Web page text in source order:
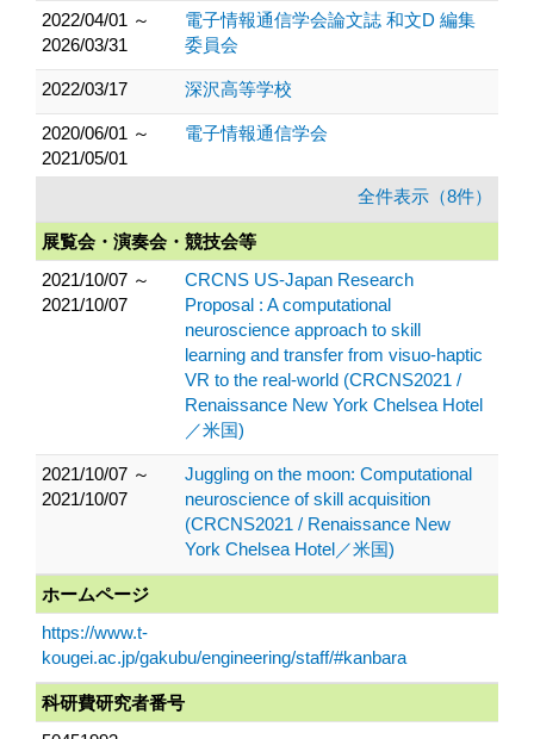
2022/04/01 ～
2026/03/31
電子情報通信学会論文誌 和文D 編集
委員会
2022/03/17 深沢高等学校
2020/06/01 ～
2021/05/01
電子情報通信学会
全件表示（8件）
展覧会・演奏会・競技会等
2021/10/07 ～
2021/10/07
CRCNS US-Japan Research
Proposal : A computational
neuroscience approach to skill
learning and transfer from visuo-haptic
VR to the real-world (CRCNS2021 /
Renaissance New York Chelsea Hotel
／米国)
2021/10/07 ～
2021/10/07
Juggling on the moon: Computational
neuroscience of skill acquisition
(CRCNS2021 / Renaissance New
York Chelsea Hotel／米国)
ホームページ
https://www.t-
kougei.ac.jp/gakubu/engineering/staff/#kanbara
科研費研究者番号